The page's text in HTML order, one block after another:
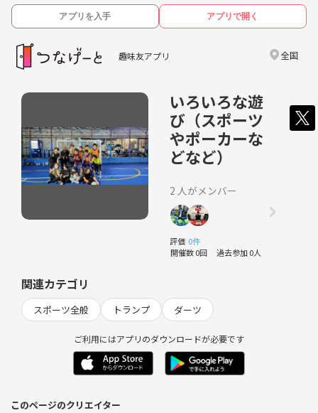
アプリを入手 アプリで開く
趣味友アプリ 全国
いろいろな遊
び（スポーツ
やポーカーな
どなど）
2 人がメンバー
評価 0件
開催数 0回 過去参加 0人
関連カテゴリ
スポーツ全般 トランプ ダーツ
ご利用にはアプリのダウンロードが必要です
このページのクリエイター